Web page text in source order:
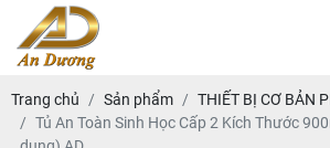
Trang chủ Sản phẩm
THIẾT BỊ CƠ BẢN
Tủ An Toàn Sinh Học Cấp 2 Kích Thước